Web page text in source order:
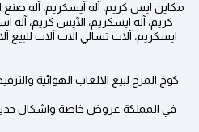
مكاين ايس كريم، آله آيسكريم، آله صنع
كريم، آله ايسكريم، الآيس كريم، آله
ايسكريم، آلات تسالي الات آلات للبيع
كوخ المرح لبيع الالعاب الهوائية
في المملكة عروض خاصة واشكال